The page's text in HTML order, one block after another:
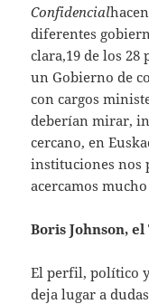
Confidencial
diferentes
clara,19 de los 28
un Gobierno de
con cargos
deberían mirar,
cercano, en
instituciones nos
acercamos
Boris Johnson,
El perfil, político
deja lugar a